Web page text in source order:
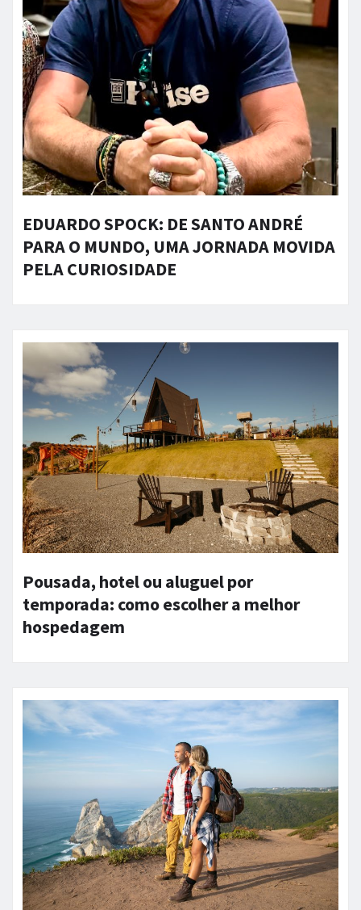
EDUARDO SPOCK: DE SANTO ANDRÉ
PARA O MUNDO, UMA JORNADA MOVIDA
PELA CURIOSIDADE
Pousada, hotel ou aluguel por
temporada: como escolher a melhor
hospedagem